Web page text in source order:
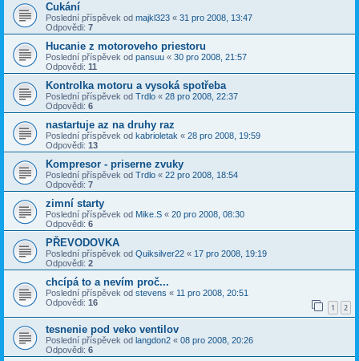
Cukání
Poslední příspěvek od majkl323 « 31 pro 2008, 13:47
Odpovědi: 7
Hucanie z motoroveho priestoru
Poslední příspěvek od pansuu « 30 pro 2008, 21:57
Odpovědi: 11
Kontrolka motoru a vysoká spotřeba
Poslední příspěvek od Trdlo « 28 pro 2008, 22:37
Odpovědi: 6
nastartuje az na druhy raz
Poslední příspěvek od kabrioletak « 28 pro 2008, 19:59
Odpovědi: 13
Kompresor - priserne zvuky
Poslední příspěvek od Trdlo « 22 pro 2008, 18:54
Odpovědi: 7
zimní starty
Poslední příspěvek od Mike.S « 20 pro 2008, 08:30
Odpovědi: 6
PŘEVODOVKA
Poslední příspěvek od Quiksilver22 « 17 pro 2008, 19:19
Odpovědi: 2
chcípá to a nevím proč...
Poslední příspěvek od stevens « 11 pro 2008, 20:51
Odpovědi: 16 1 2
tesnenie pod veko ventilov
Poslední příspěvek od langdon2 « 08 pro 2008, 20:26
Odpovědi: 6